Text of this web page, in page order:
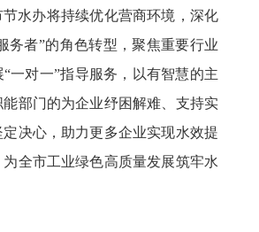
水办将持续优化营商环境，深化
务者”的角色转型，聚焦重要行业
一对一”指导服务，以有智慧的主
部门的为企业纾困解难、支持实
决心，助力更多企业实现水效提
全市工业绿色高质量发展筑牢水